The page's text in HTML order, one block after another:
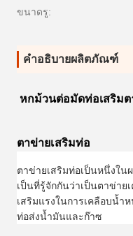
ขนาดรู:
คำอธิบายผลิตภัณฑ์
หกม้วนต่อมัดท่อเสริมต
ตาข่ายเสริมท่อ
ตาข่ายเสริมท่อเป็นหนึ่งใ
เป็นที่รู้จักกันว่าเป็นตาข่าย
เสริมแรงในการเคลือบน้ำ
ท่อส่งน้ำมันและก๊าซ